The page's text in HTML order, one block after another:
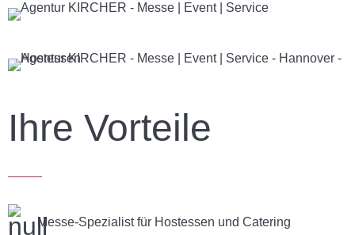
Ihre Vorteile
Messe-Spezialist für Hostessen und Catering